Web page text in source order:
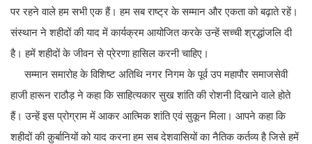
पर रहने वाले हम सभी एक हैं। हम सब राष्ट्र के सम्मान और एकता को बढ़ाते रहें।
संस्थान ने शहीदों की याद में कार्यक्रम आयोजित करके उन्हें सच्ची श्रद्धांजलि दी
है। हमें शहीदों के जीवन से प्रेरणा हासिल करनी चाहिए।
सम्मान समारोह के विशिष्ट अतिथि नगर निगम के पूर्व उप महापौर समाजसेवी
हाजी हारून राठौड़ ने कहा कि साहित्यकार सुख शांति की रोशनी दिखाने वाले होते
हैं। उन्हें इस प्रोग्राम में आकर आत्मिक शांति एवं सुकून मिला। आपने कहा कि
शहीदों की क़ुर्बानियों को याद करना हम सब देशवासियों का नैतिक कर्तव्य है जिसे हमें